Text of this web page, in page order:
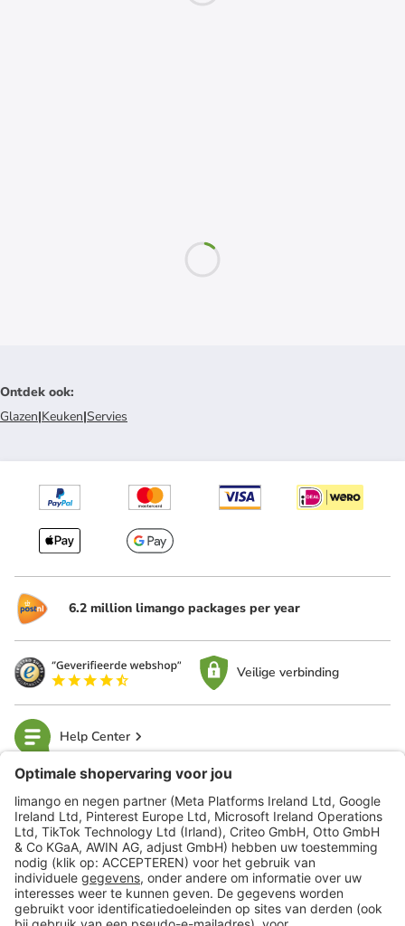
Ontdek ook:
Glazen|Keuken|Servies
6.2 million limango packages per year
Veilige verbinding
Help Center
limango
Veilig winkelen
Klantenservice
Shop